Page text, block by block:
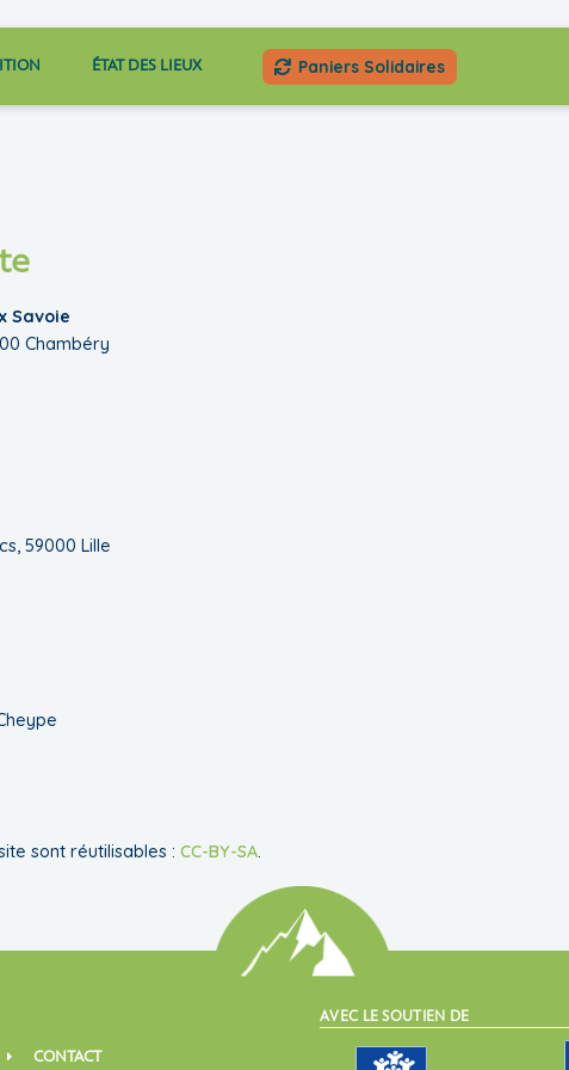
ÉTAT DES LIEUX Paniers Solidaires
Savoie
Chambéry
59000 Lille
sont réutilisables : CC-BY-SA.
CONTACT
AVEC LE SOUTIEN DE